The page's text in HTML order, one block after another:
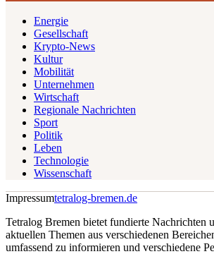
Energie
Gesellschaft
Krypto-News
Kultur
Mobilität
Unternehmen
Wirtschaft
Regionale Nachrichten
Sport
Politik
Leben
Technologie
Wissenschaft
Impressumtetralog-bremen.de
Tetralog Bremen bietet fundierte Nachrichten
aktuellen Themen aus verschiedenen
umfassend zu informieren und verschiedene